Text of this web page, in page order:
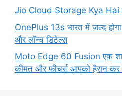
Jio Cloud Storage Kya Hai
OnePlus 13s भारत में जल्द
और लॉन्च डिटेल्स
Moto Edge 60 Fusion एक
कीमत और फीचर्स आपको हैरान